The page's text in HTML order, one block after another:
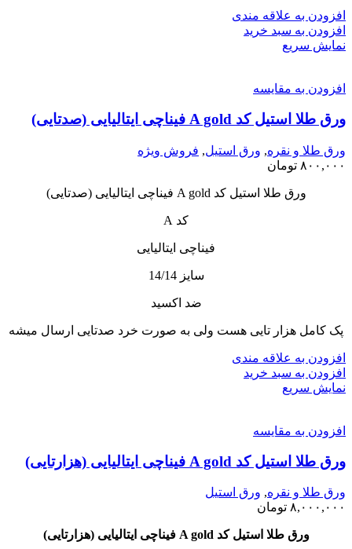
افزودن به علاقه مندی
افزودن به سبد خرید
نمایش سریع
افزودن به مقایسه
ورق طلا استیل کد A gold فیناچی ایتالیایی (صدتایی)
ورق طلا و نقره, ورق استیل, فروش ویژه
۸۰۰,۰۰۰ تومان
ورق طلا استیل کد A gold فیناچی ایتالیایی (صدتایی)
کد A
فیناچی ایتالیایی
سایز 14/14
ضد اکسید
پک کامل هزار تایی هست ولی به صورت خرد صدتایی ارسال میشه
افزودن به علاقه مندی
افزودن به سبد خرید
نمایش سریع
افزودن به مقایسه
ورق طلا استیل کد A gold فیناچی ایتالیایی (هزارتایی)
ورق طلا و نقره, ورق استیل
۸,۰۰۰,۰۰۰ تومان
ورق طلا استیل کد A gold فیناچی ایتالیایی (هزارتایی)